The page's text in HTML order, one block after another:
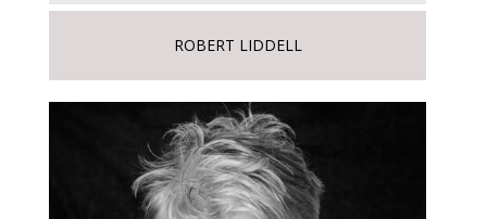
ROBERT LIDDELL